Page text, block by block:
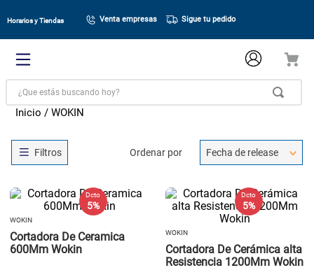
Horarios y Tiendas Venta empresas Sigue tu pedido
¿Que estás buscando hoy?
WOKIN
Ordenar por Fecha de release
Dcto
5 %
WOKIN
Cortadora De Ceramica
600Mm Wokin
Dcto
5 %
WOKIN
Cortadora De Cerámica alta
Resistencia 1200Mm Wokin